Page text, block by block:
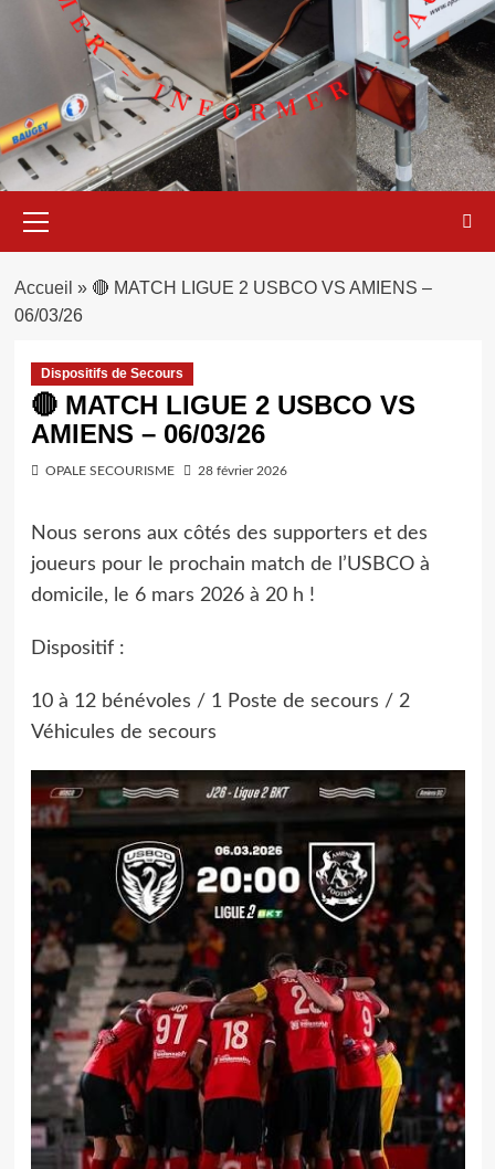
principal
Accueil » 🔴 MATCH LIGUE 2 USBCO VS AMIENS –
06/03/26
Dispositifs de Secours
🔴 MATCH LIGUE 2 USBCO VS
AMIENS – 06/03/26
OPALE SECOURISME 28 février 2026
Nous serons aux côtés des supporters et des
joueurs pour le prochain match de l’USBCO à
domicile, le 6 mars 2026 à 20 h !
Dispositif :
10 à 12 bénévoles / 1 Poste de secours / 2
Véhicules de secours